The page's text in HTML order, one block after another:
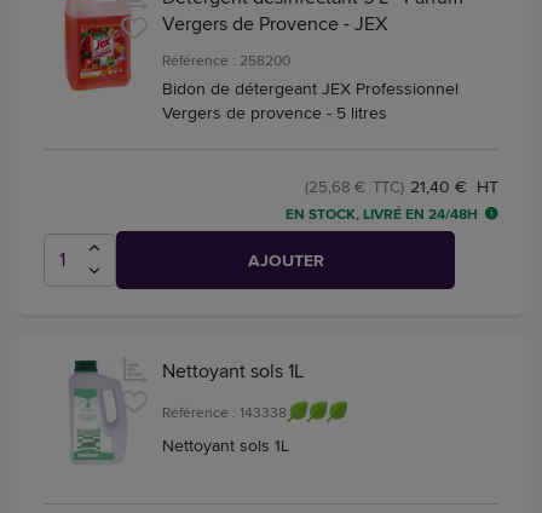
Vergers de Provence - JEX
Référence : 258200
Bidon de détergeant JEX Professionnel
Vergers de provence - 5 litres
21,40 € HT
(25,68 € TTC)
EN STOCK, LIVRÉ EN 24/48H
AJOUTER
Nettoyant sols 1L
Référence : 143338
Nettoyant sols 1L